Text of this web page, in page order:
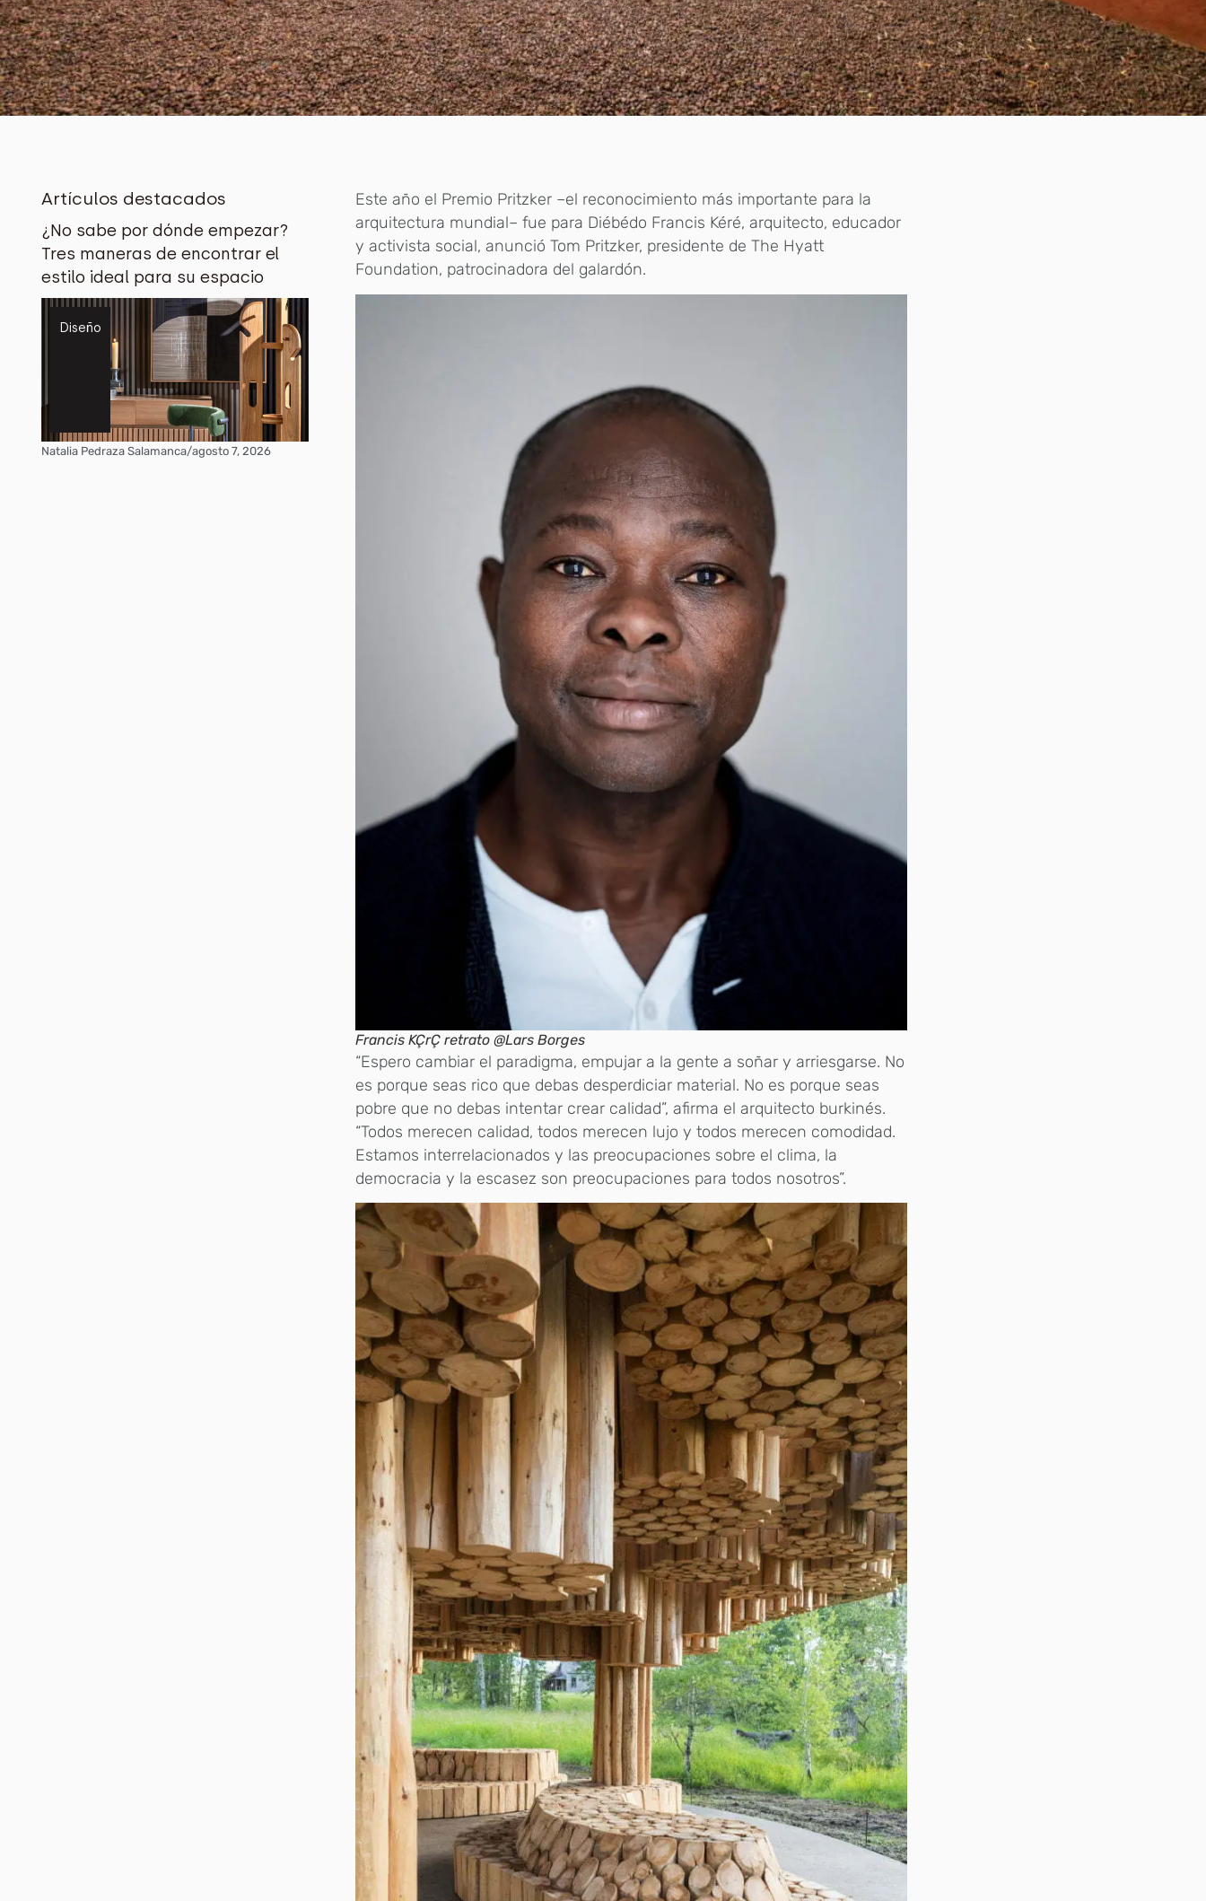
Artículos destacados
¿No sabe por dónde empezar?
Tres maneras de encontrar el
estilo ideal para su espacio
Diseño
Natalia Pedraza Salamanca/agosto 7, 2026
Este año el Premio Pritzker –el reconocimiento más importante para la
arquitectura mundial– fue para Diébédo Francis Kéré, arquitecto, educador
y activista social, anunció Tom Pritzker, presidente de The Hyatt
Foundation, patrocinadora del galardón.
Francis KÇrÇ retrato @Lars Borges
“Espero cambiar el paradigma, empujar a la gente a soñar y arriesgarse. No
es porque seas rico que debas desperdiciar material. No es porque seas
pobre que no debas intentar crear calidad”, afirma el arquitecto burkinés.
“Todos merecen calidad, todos merecen lujo y todos merecen comodidad.
Estamos interrelacionados y las preocupaciones sobre el clima, la
democracia y la escasez son preocupaciones para todos nosotros”.